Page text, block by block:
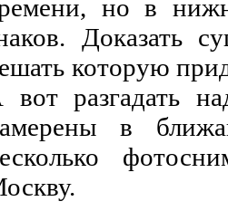
но в
Доказать
которую
вот разгадать
в